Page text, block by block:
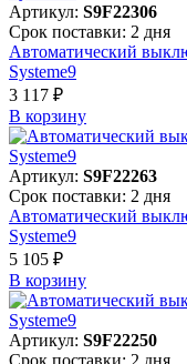
Артикул: S9F22306
Срок поставки: 2 дня
Автоматический
Systeme9
3 117 ₽
В корзинy
Артикул: S9F22263
Срок поставки: 2 дня
Автоматический
Systeme9
5 105 ₽
В корзинy
Артикул: S9F22250
Срок поставки: 2 дня